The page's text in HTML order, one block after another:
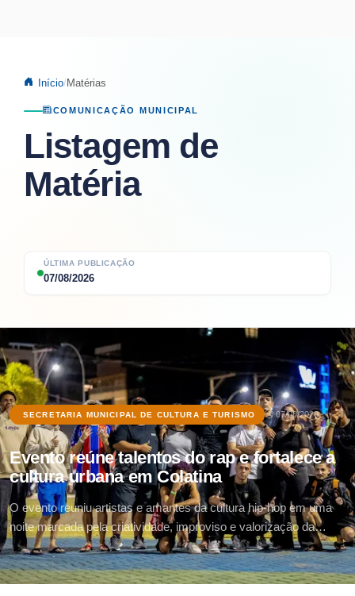
Início Matérias
COMUNICAÇÃO MUNICIPAL
Listagem de
Matéria
ÚLTIMA PUBLICAÇÃO
07/08/2026
SECRETARIA MUNICIPAL DE CULTURA E TURISMO 07/08/2026
Evento reúne talentos do rap e fortalece a
cultura urbana em Colatina
O evento reuniu artistas e amantes da cultura hip-hop em uma
noite marcada pela criatividade, improviso e valorização da
produção cultural urbana